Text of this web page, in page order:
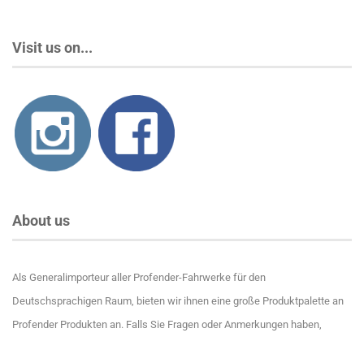
Visit us on...
About us
Als Generalimporteur aller Profender-Fahrwerke für den
Deutschsprachigen Raum, bieten wir ihnen eine große Produktpalette an
Profender Produkten an. Falls Sie Fragen oder Anmerkungen haben,